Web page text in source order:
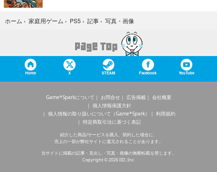
ホーム › 家庭用ゲーム › PS5 › 記事 › 写真・画像
Home X STEAM Facebook YouTube
Game*Sparkについて お問合せ 広告掲載
会社概要
個人情報保護方針
個人情報の取り扱いについて（Game*Spark）
利用規約
特定商取引法に基づく表記
紹介した商品/サービスを購入、契約した場合に、
売上の一部が弊社サイトに還元されることがあります。
当サイトに掲載の記事・見出し・写真・画像の無断転載を禁じます。
Copyright © 2026 IID, Inc.